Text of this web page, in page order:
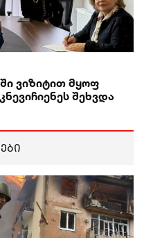
ვიზიტით მყოფ
შეხვდა